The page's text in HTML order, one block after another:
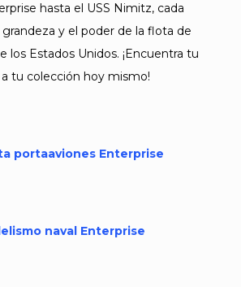
hasta el USS Nimitz, cada
y el poder de la flota de
los Estados Unidos. ¡Encuentra tu
tu colección hoy mismo!
portaaviones Enterprise
naval Enterprise